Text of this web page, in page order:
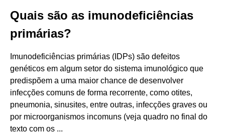
Quais são as imunodeficiências
primárias?
Imunodeficiências primárias (IDPs) são defeitos
genéticos em algum setor do sistema imunológico que
predispõem a uma maior chance de desenvolver
infecções comuns de forma recorrente, como otites,
pneumonia, sinusites, entre outras, infecções graves ou
por microorganismos incomuns (veja quadro no final do
texto com os ...